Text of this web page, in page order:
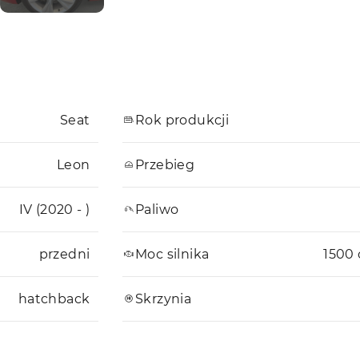
Seat
Leon
IV (2020 - )
przedni
hatchback
Rok produkcji
Przebieg
Paliwo
Moc silnika 1500
Skrzynia